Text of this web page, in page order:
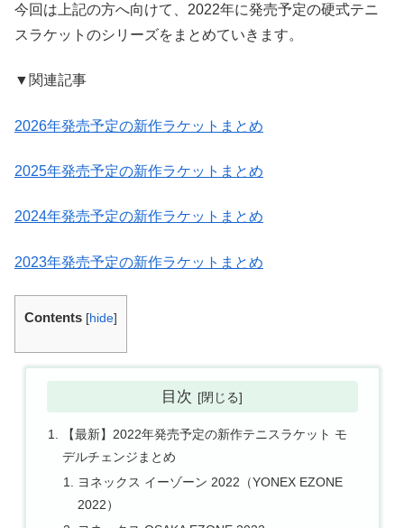
今回は上記の方へ向けて、2022年に発売予定の硬式テニ
スラケットのシリーズをまとめていきます。
▼関連記事
2026年発売予定の新作ラケットまとめ
2025年発売予定の新作ラケットまとめ
2024年発売予定の新作ラケットまとめ
2023年発売予定の新作ラケットまとめ
Contents [hide]
目次
【最新】2022年発売予定の新作テニスラケット モ
デルチェンジまとめ
ヨネックス イーゾーン 2022（YONEX EZONE
2022）